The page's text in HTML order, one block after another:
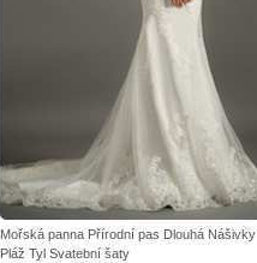
Mořská panna Přírodní pas Dlouhá Nášivky
Pláž Tyl Svatební šaty